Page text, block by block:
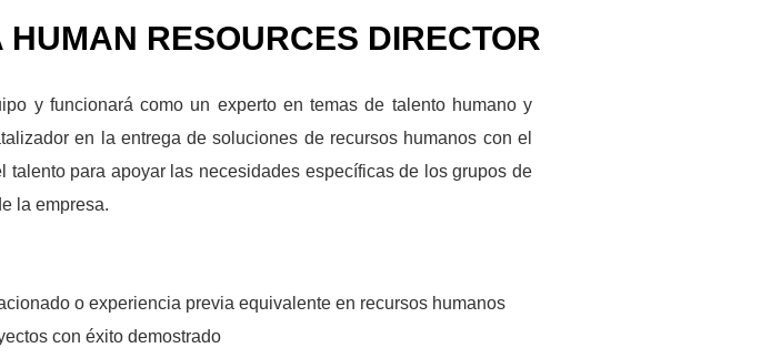
RESOURCES DIRECTOR
y funcionará como un experto en temas de talento humano y
en la entrega de soluciones de recursos humanos con el
talento para apoyar las necesidades específicas de los grupos de
la empresa.
o experiencia previa equivalente en recursos humanos
con éxito demostrado